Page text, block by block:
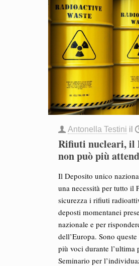
Antonella Testini il
Rifiuti nucleari, il
non può più
Il Deposito unico
una necessità per tutto il
sicurezza i rifiuti
deposti momentanei
nazionale e per
dell’Europa. Sono
più voci durante l’ultima
Seminario per